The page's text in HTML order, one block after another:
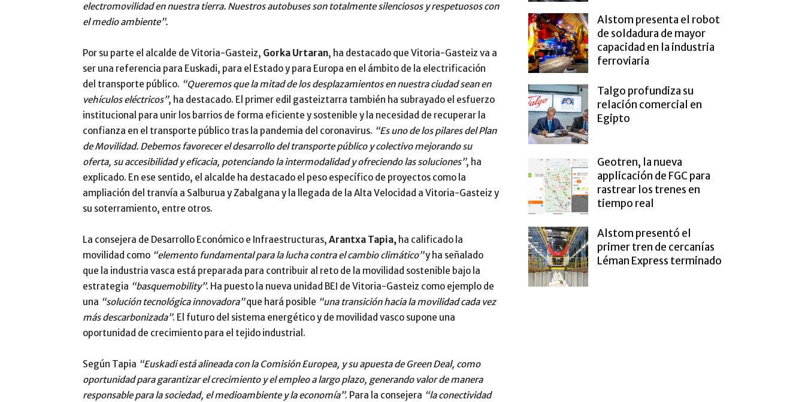
electromovilidad en nuestra tierra. Nuestros autobuses son totalmente silenciosos y respetuosos con
el medio ambiente”.
Por su parte el alcalde de Vitoria-Gasteiz, Gorka Urtaran, ha destacado que Vitoria-Gasteiz va a
ser una referencia para Euskadi, para el Estado y para Europa en el ámbito de la electrificación
del transporte público. “Queremos que la mitad de los desplazamientos en nuestra ciudad sean en
vehículos eléctricos”, ha destacado. El primer edil gasteiztarra también ha subrayado el esfuerzo
institucional para unir los barrios de forma eficiente y sostenible y la necesidad de recuperar la
confianza en el transporte público tras la pandemia del coronavirus. “Es uno de los pilares del Plan
de Movilidad. Debemos favorecer el desarrollo del transporte público y colectivo mejorando su
oferta, su accesibilidad y eficacia, potenciando la intermodalidad y ofreciendo las soluciones”, ha
explicado. En ese sentido, el alcalde ha destacado el peso específico de proyectos como la
ampliación del tranvía a Salburua y Zabalgana y la llegada de la Alta Velocidad a Vitoria-Gasteiz y
su soterramiento, entre otros.
La consejera de Desarrollo Económico e Infraestructuras, Arantxa Tapia, ha calificado la
movilidad como “elemento fundamental para la lucha contra el cambio climático”y ha señalado
que la industria vasca está preparada para contribuir al reto de la movilidad sostenible bajo la
estrategia “basquemobility”. Ha puesto la nueva unidad BEI de Vitoria-Gasteiz como ejemplo de
una “solución tecnológica innovadora”que hará posible “una transición hacia la movilidad cada vez
más descarbonizada”. El futuro del sistema energético y de movilidad vasco supone una
oportunidad de crecimiento para el tejido industrial.
Según Tapia “Euskadi está alineada con la Comisión Europea, y su apuesta de Green Deal, como
oportunidad para garantizar el crecimiento y el empleo a largo plazo, generando valor de manera
responsable para la sociedad, el medioambiente y la economía”. Para la consejera “la conectividad
Alstom presenta el robot
de soldadura de mayor
capacidad en la industria
ferroviaria
Talgo profundiza su
relación comercial en
Egipto
Geotren, la nueva
applicación de FGC para
rastrear los trenes en
tiempo real
Alstom presentó el
primer tren de cercanías
Léman Express terminado